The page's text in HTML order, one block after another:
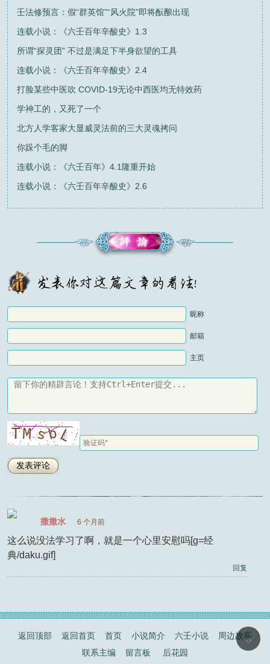
壬法修预言：假“群英馆”“风火院”即将酝酿出现
连载小说：《六壬百年辛酸史》1.3
所谓“探灵团” 不过是满足下半身欲望的工具
连载小说：《六壬百年辛酸史》2.4
打脸某些中医吹 COVID-19无论中西医均无特效药
学神工的，又死了一个
北方人学客家大显威灵法前的三大灵魂拷问
你跺个毛的脚
连载小说：《六壬百年》4.1隆重开始
连载小说：《六壬百年辛酸史》2.6
昵称
邮箱
主页
撒撒水 6 个月前
这么说没法学习了啊，就是一个心里安慰吗[g=经
典/daku.gif]
回复
返回顶部 返回首页 首页 小说简介 六壬小说
周边故事
联系主编
留言板 后花园
⇩